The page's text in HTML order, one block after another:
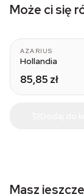
Może ci się
AZARIUS
Hollandia
85,85 zł
Masz